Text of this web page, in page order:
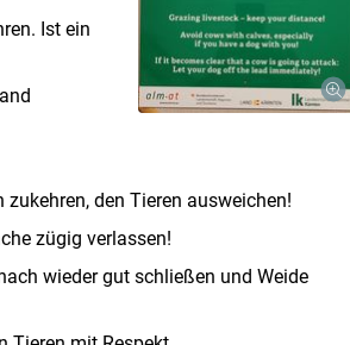
Ist ein
den Tieren ausweichen!
zügig verlassen!
wieder gut schließen und Weide